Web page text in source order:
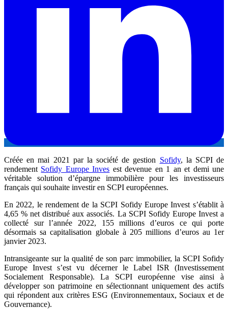
Créée en mai 2021 par la société de gestion Sofidy, la SCPI de
rendement Sofidy Europe Inves est devenue en 1 an et demi une
véritable solution d’épargne immobilière pour les investisseurs
français qui souhaite investir en SCPI européennes.
En 2022, le rendement de la SCPI Sofidy Europe Invest s’établit à
4,65 % net distribué aux associés. La SCPI Sofidy Europe Invest a
collecté sur l’année 2022, 155 millions d’euros ce qui porte
désormais sa capitalisation globale à 205 millions d’euros au 1er
janvier 2023.
Intransigeante sur la qualité de son parc immobilier, la SCPI Sofidy
Europe Invest s’est vu décerner le Label ISR (Investissement
Socialement Responsable). La SCPI européenne vise ainsi à
développer son patrimoine en sélectionnant uniquement des actifs
qui répondent aux critères ESG (Environnementaux, Sociaux et de
Gouvernance).